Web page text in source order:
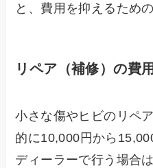
と、費用を抑えるため
リペア（補修）の費
小さな傷やヒビのリペ
的に10,000円から
ディーラーで行う場合